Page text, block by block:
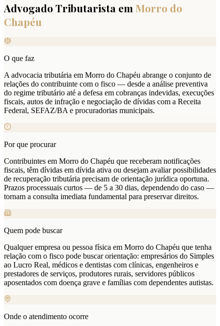
Advogado Tributarista em Morro do
Chapéu
O que faz
A advocacia tributária em Morro do Chapéu abrange o conjunto de
relações do contribuinte com o fisco — desde a análise preventiva
do regime tributário até a defesa em cobranças indevidas, execuções
fiscais, autos de infração e negociação de dívidas com a Receita
Federal, SEFAZ/BA e procuradorias municipais.
Por que procurar
Contribuintes em Morro do Chapéu que receberam notificações
fiscais, têm dívidas em dívida ativa ou desejam avaliar possibilidades
de recuperação tributária precisam de orientação jurídica oportuna.
Prazos processuais curtos — de 5 a 30 dias, dependendo do caso —
tornam a consulta imediata fundamental para preservar direitos.
Quem pode buscar
Qualquer empresa ou pessoa física em Morro do Chapéu que tenha
relação com o fisco pode buscar orientação: empresários do Simples
ao Lucro Real, médicos e dentistas com clínicas, engenheiros e
prestadores de serviços, produtores rurais, servidores públicos
aposentados com doença grave e famílias com dependentes autistas.
Onde o atendimento ocorre